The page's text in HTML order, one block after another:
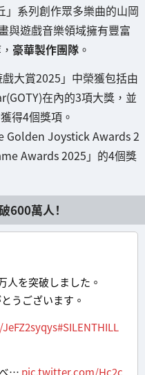
」系列創作眾多樂曲的山岡
與遊戲音樂領域擁有豐富
豪華製作團隊 。
大賞2025」中榮獲包括由
在內的3項大獎，並
得4個獎項。
Golden Joystick Awards 2
Awards 2025」的4個獎
600萬人！
人を突破しました。
うございます。
#SILENTHILL